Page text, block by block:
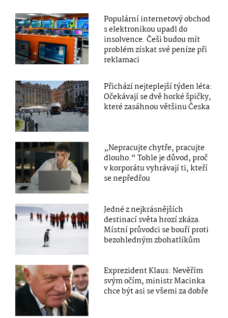
Populární internetový obchod
s elektronikou upadl do
insolvence. Češi budou mít
problém získat své peníze při
reklamaci
Přichází nejteplejší týden léta:
Očekávají se dvě horké špičky,
které zasáhnou většinu Česka
„Nepracujte chytře, pracujte
dlouho.“ Tohle je důvod, proč
v korporátu vyhrávají ti, kteří
se nepředřou
Jedné z nejkrásnějších
destinací světa hrozí zkáza.
Místní průvodci se bouří proti
bezohledným zbohatlíkům
Exprezident Klaus: Nevěřím
svým očím, ministr Macinka
chce být asi se všemi za dobře